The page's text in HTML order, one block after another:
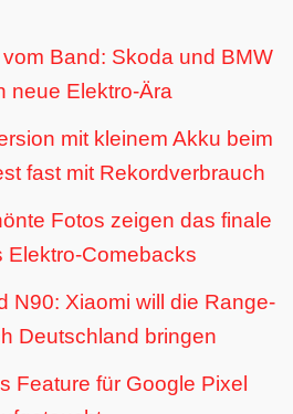
Band: Skoda und BMW
neue Elektro-Ära
mit kleinem Akku beim
fast mit Rekordverbrauch
Fotos zeigen das finale
Elektro-Comebacks
N90: Xiaomi will die Range-
Deutschland bringen
Feature für Google Pixel